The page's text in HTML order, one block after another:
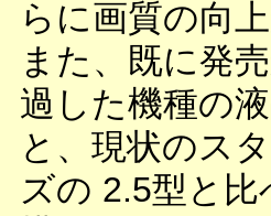
らに画質の向
また、既に発
過した機種の
と、現状のス
ズの 2.5型と